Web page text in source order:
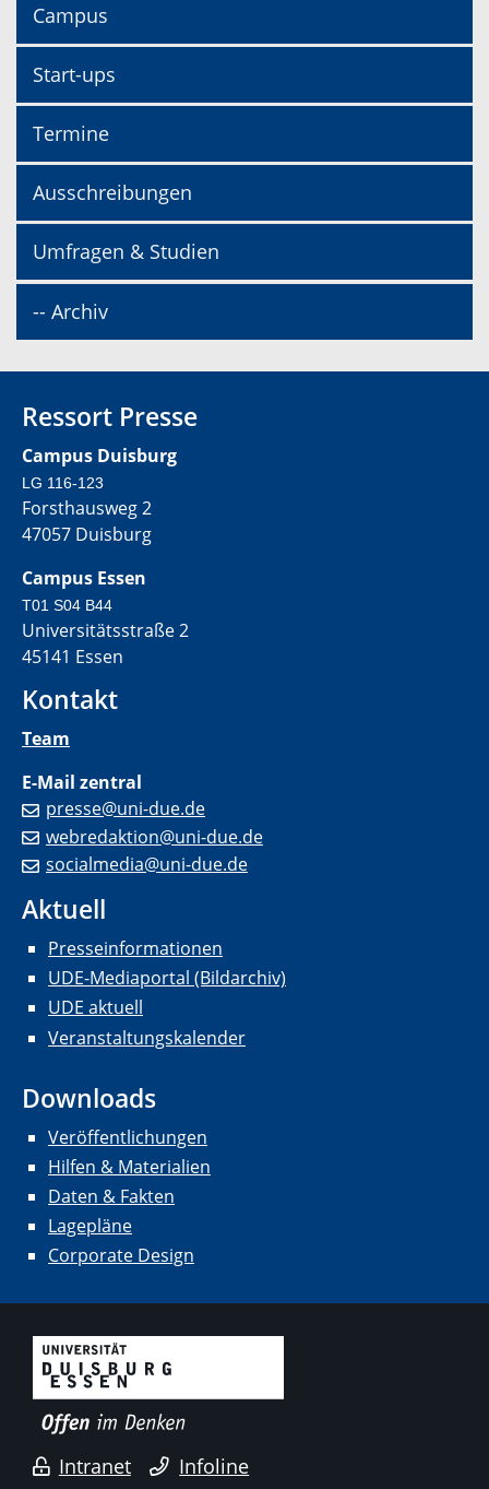
Campus
Start-ups
Termine
Ausschreibungen
Umfragen & Studien
-- Archiv
Ressort Presse
Campus Duisburg
LG 116-123
Forsthausweg 2
47057 Duisburg
Campus Essen
T01 S04 B44
Universitätsstraße 2
45141 Essen
Kontakt
Team
E-Mail zentral
presse@uni-due.de
webredaktion@uni-due.de
socialmedia@uni-due.de
Aktuell
Presseinformationen
UDE-Mediaportal (Bildarchiv)
UDE aktuell
Veranstaltungskalender
Downloads
Veröffentlichungen
Hilfen & Materialien
Daten & Fakten
Lagepläne
Corporate Design
Intranet
Infoline